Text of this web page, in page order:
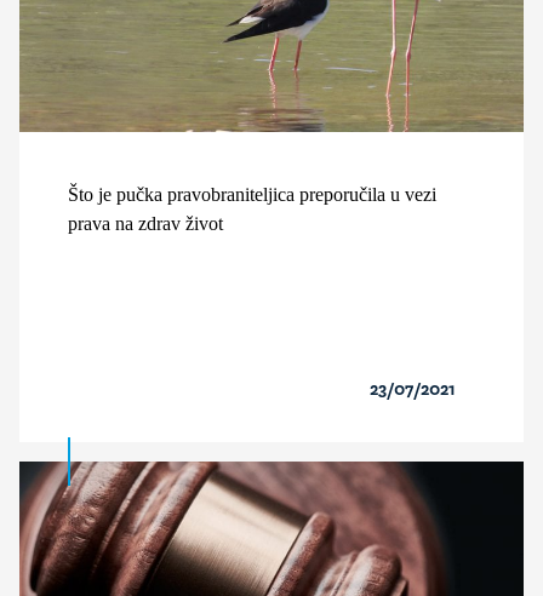
Što je pučka pravobraniteljica preporučila u vezi
prava na zdrav život
23/07/2021